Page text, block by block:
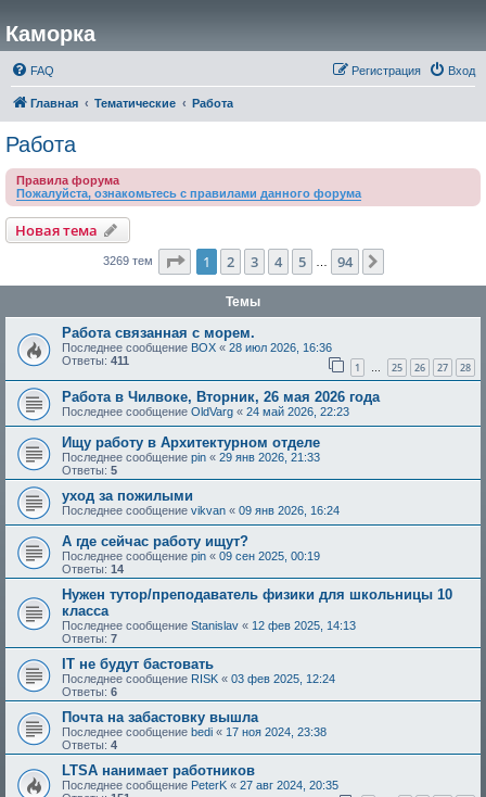
Каморка
FAQ Вход
Регистрация
Главная Тематические Работа
Работа
Правила форума
Пожалуйста, ознакомьтесь с правилами данного форума
Новая тема
3269 тем Страница из 94
1 2 3 4 5 94
Темы
Работа связанная с морем.
Последнее сообщение BOX « 28 июл 2026, 16:36
Ответы: 411 1 … 25 26 27 28
Работа в Чилвоке, Вторник, 26 мая 2026 года
Последнее сообщение OldVarg « 24 май 2026, 22:23
Ищу работу в Архитектурном отделе
Последнее сообщение pin « 29 янв 2026, 21:33
Ответы: 5
уход за пожилыми
Последнее сообщение vikvan « 09 янв 2026, 16:24
А где сейчас работу ищут?
Последнее сообщение pin « 09 сен 2025, 00:19
Ответы: 14
Нужен тутор/преподаватель физики для школьницы 10
класса
Последнее сообщение Stanislav « 12 фев 2025, 14:13
Ответы: 7
IT не будут бастовать
Последнее сообщение RISK « 03 фев 2025, 12:24
Ответы: 6
Почта на забастовку вышла
Последнее сообщение bedi « 17 ноя 2024, 23:38
Ответы: 4
LTSA нанимает работников
Последнее сообщение PeterK « 27 авг 2024, 20:35